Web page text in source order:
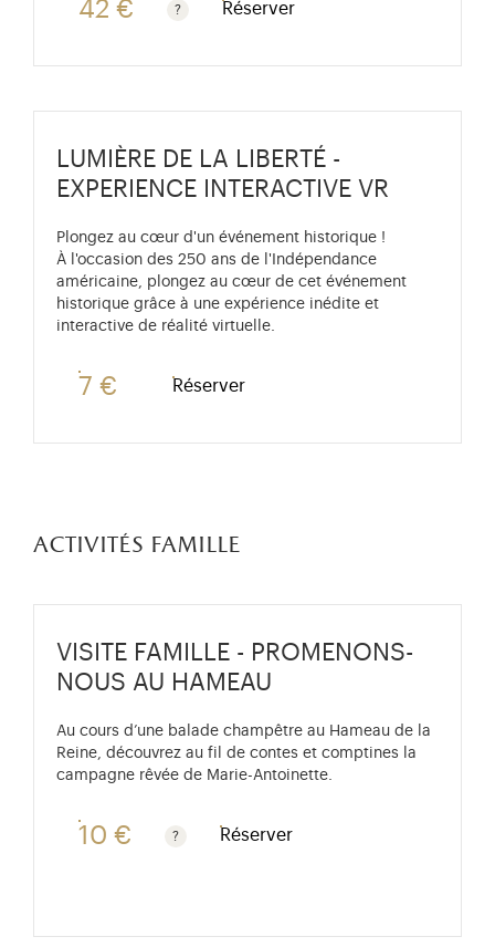
42 €
Tarif passeport + 7€ avec accès coupe-file au
Réserver
LUMIÈRE DE LA LIBERTÉ -
EXPERIENCE INTERACTIVE VR
Plongez au cœur d'un événement historique !
À l'occasion des 250 ans de l'Indépendance
américaine, plongez au cœur de cet événement
historique grâce à une expérience inédite et
interactive de réalité virtuelle.
7 € Réserver
activités famille
VISITE FAMILLE - PROMENONS-
NOUS AU HAMEAU
Au cours d’une balade champêtre au Hameau de la
Reine, découvrez au fil de contes et comptines la
campagne rêvée de Marie-Antoinette.
10 €
Gratuit pour les enfants de moins de 10 ans. Tarif
Réserver